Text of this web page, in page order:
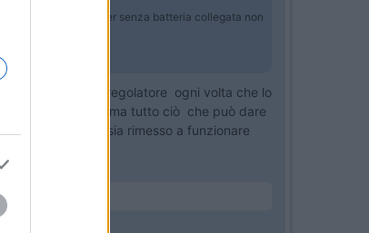
logico. L'epever senza batteria collegata non
mentre dal regolatore ogni volta che lo
motore, insomma tutto ciò che può dare
al regolatore si sia rimesso a funzionare